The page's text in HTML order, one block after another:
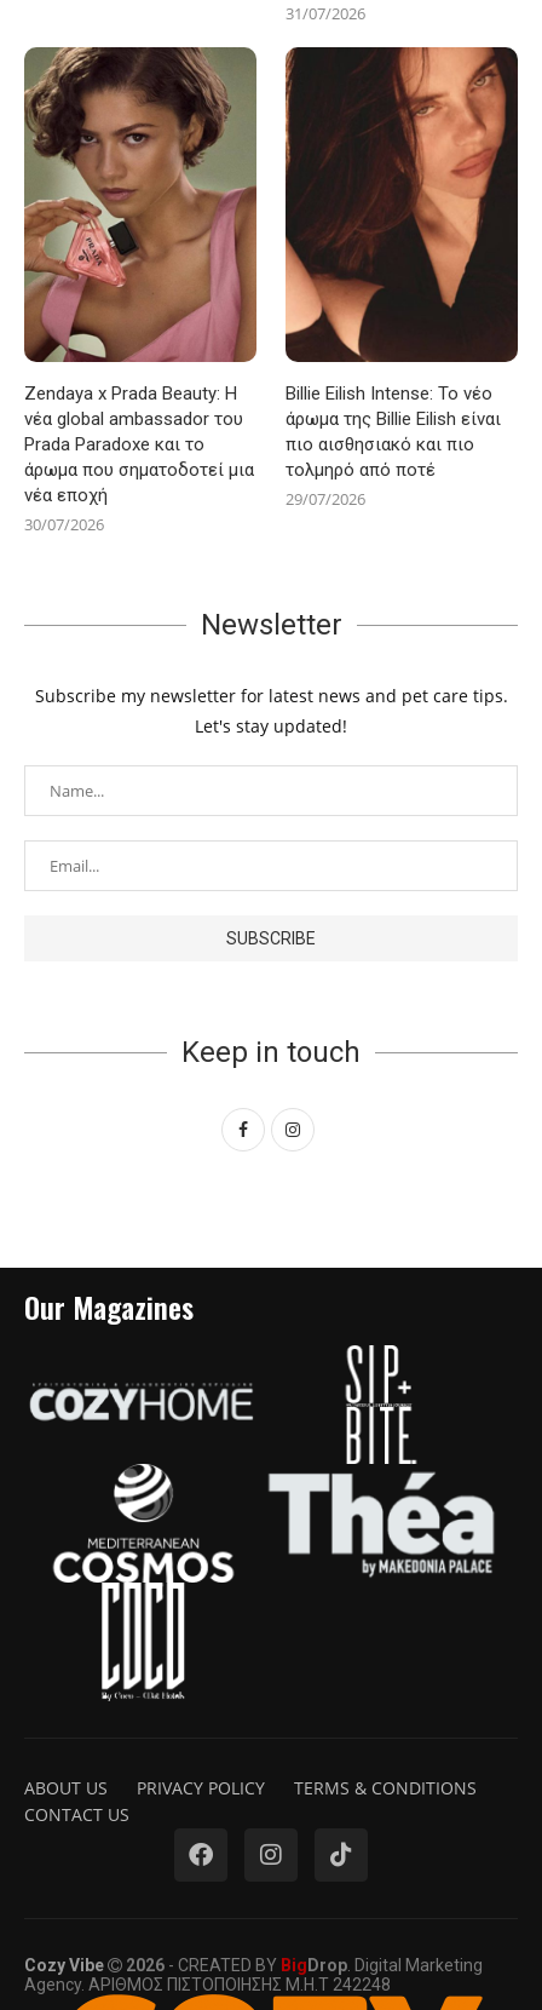
31/07/2026
Zendaya x Prada Beauty: Η
νέα global ambassador του
Prada Paradoxe και το
άρωμα που σηματοδοτεί μια
νέα εποχή
30/07/2026
Billie Eilish Intense: Το νέο
άρωμα της Billie Eilish είναι
πιο αισθησιακό και πιο
τολμηρό από ποτέ
29/07/2026
Newsletter
Subscribe my newsletter for latest news and pet care tips.
Let's stay updated!
Keep in touch
Our Magazines
ABOUT US PRIVACY POLICY
TERMS & CONDITIONS
CONTACT US
Cozy Vibe 2026 - CREATED BY Big Drop. Digital Marketing
Agency. ΑΡΙΘΜΟΣ ΠΙΣΤΟΠΟΙΗΣΗΣ Μ.Η.Τ 242248